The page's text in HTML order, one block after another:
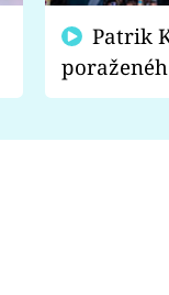
fanoušci